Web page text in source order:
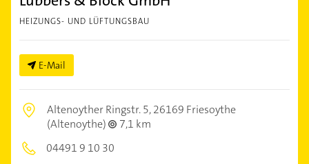
HEIZUNGS- UND LÜFTUNGSBAU
E-Mail
Altenoyther Ringstr. 5,26169 Friesoythe
(Altenoythe)
7,1 km
04491 9 10 30